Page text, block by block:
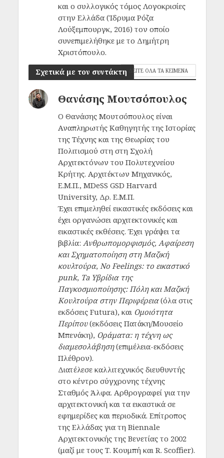
και ο συλλογικός τόμος Λογοκρισίες
στην Ελλάδα (Ίδρυμα Ρόζα
Λούξεμπουργκ, 2016) τον οποίο
συνεπιμελήθηκε με το Δημήτρη
Χριστόπουλο.
Σχετικά με τον συντάκτη ΔΕΙΤΕ ΟΛΑ ΤΑ ΚΕΙΜΕΝΑ
Θανάσης Μουτσόπουλος
Ο Θανάσης Μουτσόπουλος είναι
Αναπληρωτής Καθηγητής της Ιστορίας
της Τέχνης και της Θεωρίας του
Πολιτισμού στη στη Σχολή
Αρχιτεκτόνων του Πολυτεχνείου
Κρήτης. Αρχιτέκτων Μηχανικός,
Ε.Μ.Π., ΜDeSS GSD Harvard
University, Δρ. Ε.Μ.Π.
Έχει επιμεληθεί εικαστικές εκδόσεις και
έχει οργανώσει αρχιτεκτονικές και
εικαστικές εκθέσεις. Έχει γράψει τα
βιβλία: Ανθρωπομορφισμός, Αφαίρεση
και Σχηματοποίηση στη Μαζική
κουλτούρα, No Feelings: το εικαστικό
punk, Ta Υβρίδια της
Παγκοσμιοποίησης: Πόλη και Μαζική
Κουλτούρα στην Περιφέρεια(όλα στις
εκδόσεις Futura), και Ομοιότητα
Περίπου(εκδόσεις Πατάκη/Μουσείο
Μπενάκη), Οράματα: η τέχνη ως
διαμεσολάβηση(επιμέλεια-εκδόσεις
Πλέθρον).
Διατέλεσε καλλιτεχνικός διευθυντής
στο κέντρο σύγχρονης τέχνης
Σταθμός Άλφα. Αρθρογραφεί για την
αρχιτεκτονική και τα εικαστικά σε
εφημερίδες και περιοδικά. Επίτροπος
της Ελλάδας για τη Biennale
Αρχιτεκτονικής της Βενετίας το 2002
(μαζί με τους Τ. Κουμπή και R. Scoffier).